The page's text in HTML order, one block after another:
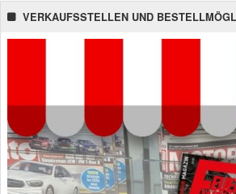
VERKAUFSSTELLEN UND